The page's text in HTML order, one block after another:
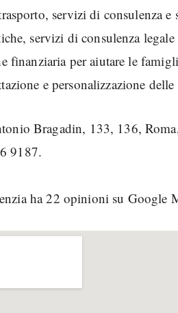
servizi di consulenza
servizi di consulenza
finanziaria per aiutare le
e personalizzazione delle
Bragadin, 133, 136,
9187.
ha 22 opinioni su Google